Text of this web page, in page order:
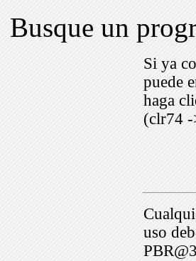
Busque un
Si ya
puede
haga
(clr74
uso